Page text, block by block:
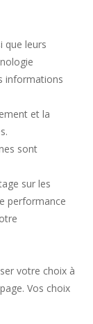
que leurs
informations
et la
sont
sur les
performance
votre choix à
Vos choix